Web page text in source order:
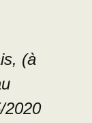
(à
2020